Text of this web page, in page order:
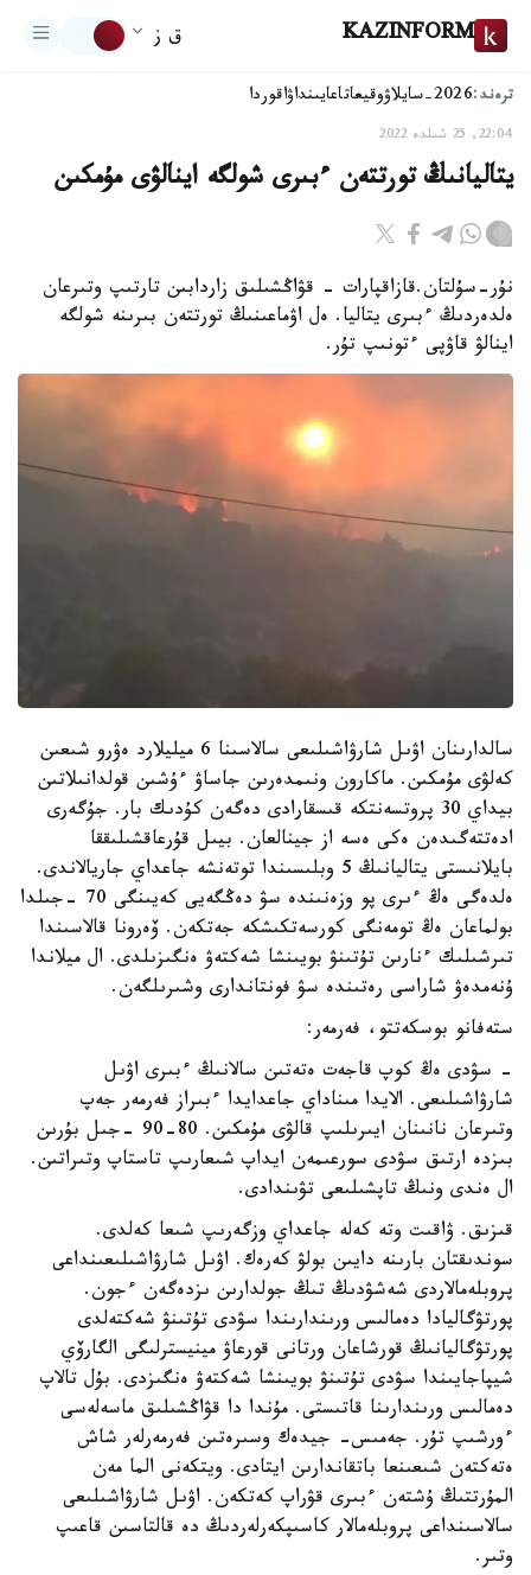
KAZINFORM ق ز
ترەند:2026-سايلاۋ وقيعاتاعايىنداۋاقوردا
22:04, 25 شىلدە 2022
يتاليانىڭ تورتتەن ءبىرى شولگە اينالۋى مۇمكىن
نۇر-سۇلتان.قازاقپارات - قۋاڭشىلىق زاردابىن تارتىپ وتىرعان
ەلدەردىڭ ءبىرى يتاليا. ەل اۋماعىنىڭ تورتتەن بىرىنە شولگە
اينالۋ قاۋپى ءتونىپ تۇر.
سالدارىنان اۋىل شارۋاشىلىعى سالاسىنا 6 ميليلارد ەۋرو شىعىن
كەلۋى مۇمكىن. ماكارون ونىمدەرىن جاساۋ ءۇشىن قولدانىلاتىن
بيداي 30 پروتسەنتكە قىسقارادى دەگەن كۇدىك بار. جۇگەرى
ادەتتەگىدەن ەكى ەسە از جينالعان. بيىل قۇرعاقشىلىققا
بايلانىستى يتاليانىڭ 5 وبلىسىندا توتەنشە جاعداي جاريالاندى.
ەلدەگى ەڭ ءىرى پو وزەنىندە سۋ دەڭگەيى كەيىنگى 70 -جىلدا
بولماعان ەڭ تومەنگى كورسەتكىشكە جەتكەن. ۆەرونا قالاسىندا
تىرشىلىك ءنارىن تۇتىنۋ بويىنشا شەكتەۋ ەنگىزىلدى. ال ميلاندا
ۇنەمدەۋ شاراسى رەتىندە سۋ فونتاندارى وشىرىلگەن.
ستەفانو بوسكەتتو، فەرمەر:
- سۋدى ەڭ كوپ قاجەت ەتەتىن سالانىڭ ءبىرى اۋىل
شارۋاشىلىعى. الايدا مىناداي جاعدايدا ءبىراز فەرمەر جەپ
وتىرعان نانىنان ايىرىلىپ قالۋى مۇمكىن. 80-90 -جىل بۇرىن
بىزدە ارتىق سۋدى سورعىمەن ايداپ شىعارىپ تاستاپ وتىراتىن.
ال ەندى ونىڭ تاپشىلىعى تۋىندادى.
قىزىق. ۋاقىت وتە كەلە جاعداي وزگەرىپ شىعا كەلدى.
سوندىقتان بارىنە دايىن بولۋ كەرەك. اۋىل شارۋاشىلىعىنداعى
پروبلەمالاردى شەشۋدىڭ تىڭ جولدارىن ىزدەگەن ءجون.
پورتۋگاليادا دەمالىس ورىندارىندا سۋدى تۇتىنۋ شەكتەلدى
پورتۋگاليانىڭ قورشاعان ورتانى قورعاۋ مينيسترلىگى الگارۆي
شيپاجايىندا سۋدى تۇتىنۋ بويىنشا شەكتەۋ ەنگىزدى. بۇل تالاپ
دەمالىس ورىندارىنا قاتىستى. مۇندا دا قۋاڭشىلىق ماسەلەسى
ءورشىپ تۇر. جەمىس- جيدەك وسىرەتىن فەرمەرلەر شاش
ەتەكتەن شىعىنعا باتقاندارىن ايتادى. ويتكەنى الما مەن
المۇرتتىڭ ۇشتەن ءبىرى قۋراپ كەتكەن. اۋىل شارۋاشىلىعى
سالاسىنداعى پروبلەمالار كاسىپكەرلەردىڭ دە قالتاسىن قاعىپ
وتىر.